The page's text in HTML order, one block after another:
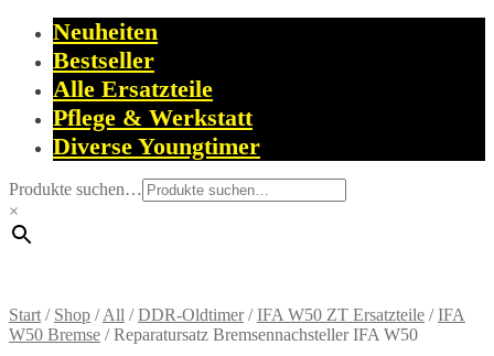
Neuheiten
Bestseller
Alle Ersatzteile
Pflege & Werkstatt
Diverse Youngtimer
Produkte suchen…
×
Start / Shop /All /DDR-Oldtimer/IFA W50 ZT Ersatzteile /IFA
W50 Bremse /Reparatursatz Bremsennachsteller IFA W50